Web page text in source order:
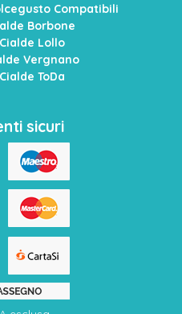
Compatibili
Borbone
Lollo
Vergnano
ToDa
sicuri